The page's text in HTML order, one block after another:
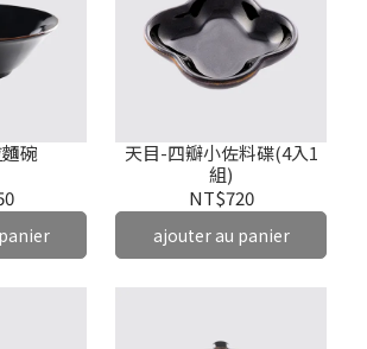
碗
天目-四瓣小佐料碟(4入1
組)
NT$720
ajouter au panier